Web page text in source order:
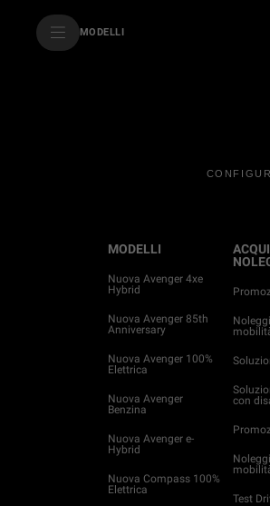
MODELLI
MODELLI
Nuova Avenger 4xe
Hybrid
Nuova Avenger 85th
Anniversary
Nuova Avenger 100%
Elettrica
Nuova Avenger
Benzina
Nuova Avenger e-
Hybrid
Nuova Compass 100%
Elettrica
con
Test